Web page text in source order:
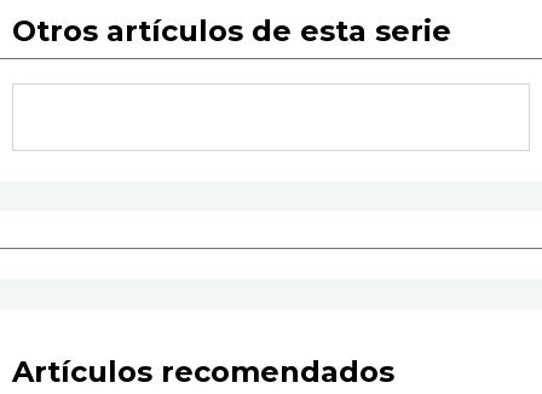
Otros artículos de esta serie
Artículos recomendados